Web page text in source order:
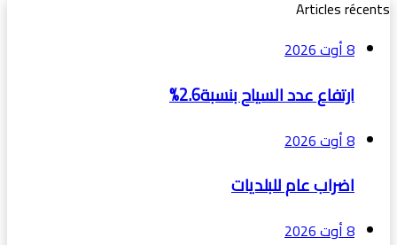
Articles récents
8 أوت 2026
ارتفاع عدد السياح بنسبة2.6%
8 أوت 2026
اضراب عام للبلديات
8 أوت 2026